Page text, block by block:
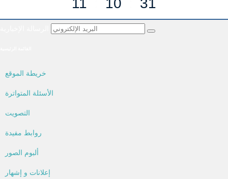
11
10 31
خريطة الموقع
الأسئلة المتواترة
التصويت
روابط مفيدة
ألبوم الصور
إعلانات و إشهار